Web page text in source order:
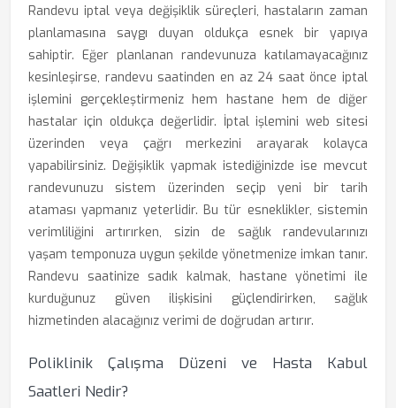
Randevu iptal veya değişiklik süreçleri, hastaların zaman
planlamasına saygı duyan oldukça esnek bir yapıya
sahiptir. Eğer planlanan randevunuza katılamayacağınız
kesinleşirse, randevu saatinden en az 24 saat önce iptal
işlemini gerçekleştirmeniz hem hastane hem de diğer
hastalar için oldukça değerlidir. İptal işlemini web sitesi
üzerinden veya çağrı merkezini arayarak kolayca
yapabilirsiniz. Değişiklik yapmak istediğinizde ise mevcut
randevunuzu sistem üzerinden seçip yeni bir tarih
ataması yapmanız yeterlidir. Bu tür esneklikler, sistemin
verimliliğini artırırken, sizin de sağlık randevularınızı
yaşam temponuza uygun şekilde yönetmenize imkan tanır.
Randevu saatinize sadık kalmak, hastane yönetimi ile
kurduğunuz güven ilişkisini güçlendirirken, sağlık
hizmetinden alacağınız verimi de doğrudan artırır.
Poliklinik Çalışma Düzeni ve Hasta Kabul
Saatleri Nedir?